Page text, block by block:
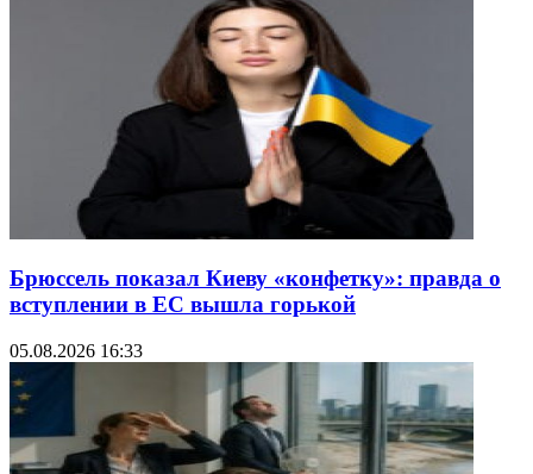
Брюссель показал Киеву «конфетку»: правда о
вступлении в ЕС вышла горькой
05.08.2026 16:33